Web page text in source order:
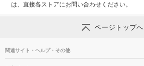
は、直接各ストアにお問い合わせください。
ページトップへ
関連サイト・ヘルプ・その他